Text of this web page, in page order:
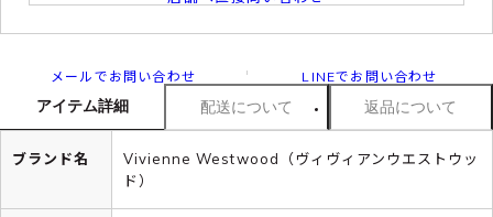
メールでお問い合わせ LINEでお問い合わせ
アイテム詳細 配送について 返品について
ブランド名
Vivienne Westwood（ヴィヴィアンウエストウッ
ド）